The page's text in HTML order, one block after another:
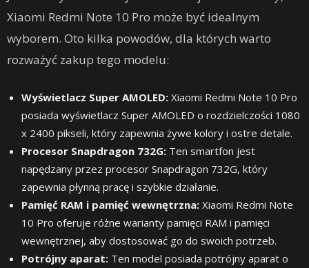
Xiaomi Redmi Note 10 Pro może być idealnym
wyborem. Oto kilka powodów, dla których warto
rozważyć zakup tego modelu:
Wyświetlacz Super AMOLED: Xiaomi Redmi Note 10 Pro
posiada wyświetlacz Super AMOLED o rozdzielczości 1080
x 2400 pikseli, który zapewnia żywe kolory i ostre detale.
Procesor Snapdragon 732G: Ten smartfon jest
napędzany przez procesor Snapdragon 732G, który
zapewnia płynną pracę i szybkie działanie.
Pamięć RAM i pamięć wewnętrzna: Xiaomi Redmi Note
10 Pro oferuje różne warianty pamięci RAM i pamięci
wewnętrznej, aby dostosować go do swoich potrzeb.
Potrójny aparat: Ten model posiada potrójny aparat o